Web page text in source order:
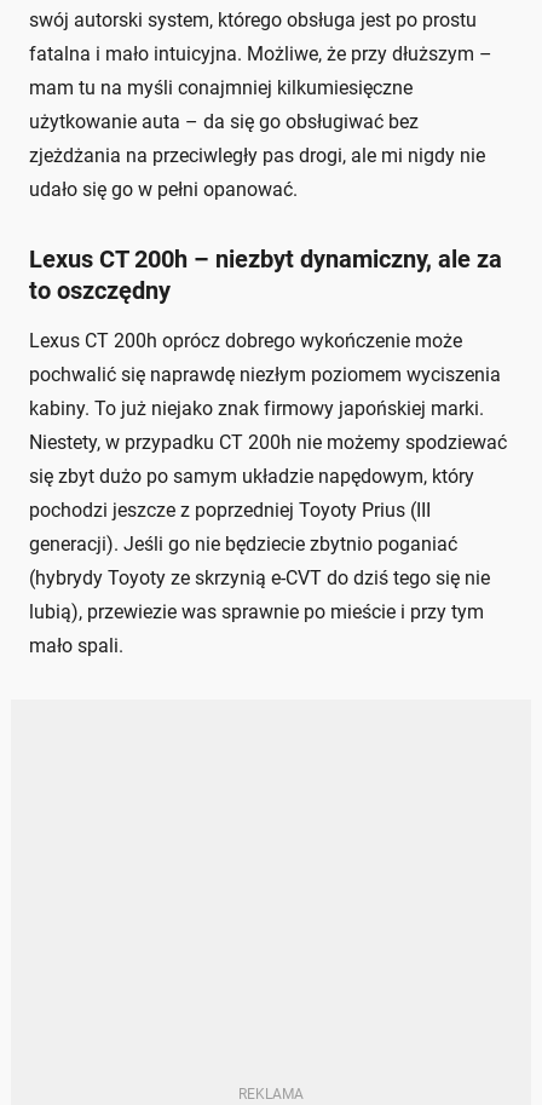
swój autorski system, którego obsługa jest po prostu
fatalna i mało intuicyjna. Możliwe, że przy dłuższym –
mam tu na myśli conajmniej kilkumiesięczne
użytkowanie auta – da się go obsługiwać bez
zjeżdżania na przeciwległy pas drogi, ale mi nigdy nie
udało się go w pełni opanować.
Lexus CT 200h – niezbyt dynamiczny, ale za
to oszczędny
Lexus CT 200h oprócz dobrego wykończenie może
pochwalić się naprawdę niezłym poziomem wyciszenia
kabiny. To już niejako znak firmowy japońskiej marki.
Niestety, w przypadku CT 200h nie możemy spodziewać
się zbyt dużo po samym układzie napędowym, który
pochodzi jeszcze z poprzedniej Toyoty Prius (III
generacji). Jeśli go nie będziecie zbytnio poganiać
(hybrydy Toyoty ze skrzynią e-CVT do dziś tego się nie
lubią), przewiezie was sprawnie po mieście i przy tym
mało spali.